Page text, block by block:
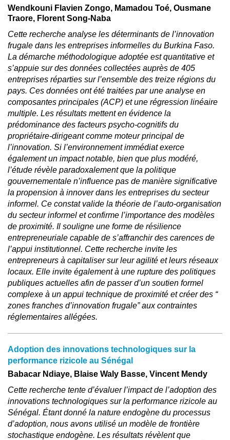
Wendkouni Flavien Zongo, Mamadou Toé, Ousmane
Traore, Florent Song-Naba
Cette recherche analyse les déterminants de l’innovation
frugale dans les entreprises informelles du Burkina Faso.
La démarche méthodologique adoptée est quantitative et
s’appuie sur des données collectées auprès de 405
entreprises réparties sur l’ensemble des treize régions du
pays. Ces données ont été traitées par une analyse en
composantes principales (ACP) et une régression linéaire
multiple. Les résultats mettent en évidence la
prédominance des facteurs psycho-cognitifs du
propriétaire-dirigeant comme moteur principal de
l’innovation. Si l’environnement immédiat exerce
également un impact notable, bien que plus modéré,
l’étude révèle paradoxalement que la politique
gouvernementale n’influence pas de manière significative
la propension à innover dans les entreprises du secteur
informel. Ce constat valide la théorie de l’auto-organisation
du secteur informel et confirme l’importance des modèles
de proximité. Il souligne une forme de résilience
entrepreneuriale capable de s’affranchir des carences de
l’appui institutionnel. Cette recherche invite les
entrepreneurs à capitaliser sur leur agilité et leurs réseaux
locaux. Elle invite également à une rupture des politiques
publiques actuelles afin de passer d’un soutien formel
complexe à un appui technique de proximité et créer des “
zones franches d’innovation frugale” aux contraintes
réglementaires allégées.
Adoption des innovations technologiques sur la
performance rizicole au Sénégal
Babacar Ndiaye, Blaise Waly Basse, Vincent Mendy
Cette recherche tente d’évaluer l’impact de l’adoption des
innovations technologiques sur la performance rizicole au
Sénégal. Étant donné la nature endogène du processus
d’adoption, nous avons utilisé un modèle de frontière
stochastique endogène. Les résultats révèlent que